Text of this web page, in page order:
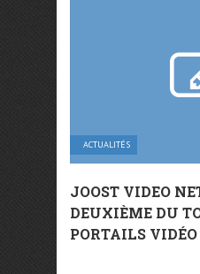
ACTUALITÉS
JOOST VIDEO
DEUXIÈME DU
PORTAILS VIDÉO